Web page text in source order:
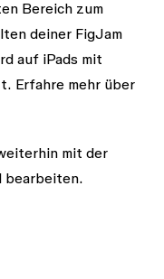
Bereich zum
deiner FigJam
auf iPads mit
Erfahre mehr über
mit der
bearbeiten.